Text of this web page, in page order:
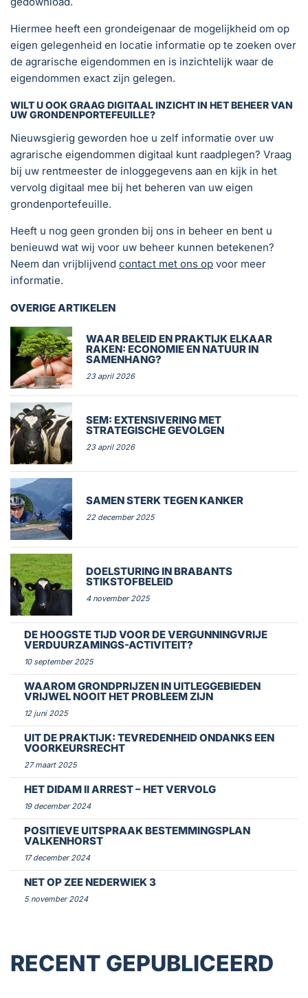
Hiermee heeft een grondeigenaar de mogelijkheid om op
eigen gelegenheid en locatie informatie op te zoeken over
de agrarische eigendommen en is inzichtelijk waar de
eigendommen exact zijn gelegen.
WILT U OOK GRAAG DIGITAAL INZICHT IN HET BEHEER VAN
UW GRONDENPORTEFEUILLE?
Nieuwsgierig geworden hoe u zelf informatie over uw
agrarische eigendommen digitaal kunt raadplegen? Vraag
bij uw rentmeester de inloggegevens aan en kijk in het
vervolg digitaal mee bij het beheren van uw eigen
grondenportefeuille.
Heeft u nog geen gronden bij ons in beheer en bent u
benieuwd wat wij voor uw beheer kunnen betekenen?
Neem dan vrijblijvend contact met ons op voor meer
informatie.
OVERIGE ARTIKELEN
WAAR BELEID EN PRAKTIJK ELKAAR
RAKEN: ECONOMIE EN NATUUR IN
SAMENHANG?
23 april 2026
SEM: EXTENSIVERING MET
STRATEGISCHE GEVOLGEN
23 april 2026
SAMEN STERK TEGEN KANKER
22 december 2025
DOELSTURING IN BRABANTS
STIKSTOFBELEID
4 november 2025
DE HOOGSTE TIJD VOOR DE VERGUNNINGVRIJE
VERDUURZAMINGS-ACTIVITEIT?
10 september 2025
WAAROM GRONDPRIJZEN IN UITLEGGEBIEDEN
VRIJWEL NOOIT HET PROBLEEM ZIJN
12 juni 2025
UIT DE PRAKTIJK: TEVREDENHEID ONDANKS EEN
VOORKEURSRECHT
27 maart 2025
HET DIDAM II ARREST – HET VERVOLG
19 december 2024
POSITIEVE UITSPRAAK BESTEMMINGSPLAN
VALKENHORST
17 december 2024
NET OP ZEE NEDERWIEK 3
5 november 2024
RECENT GEPUBLICEERD